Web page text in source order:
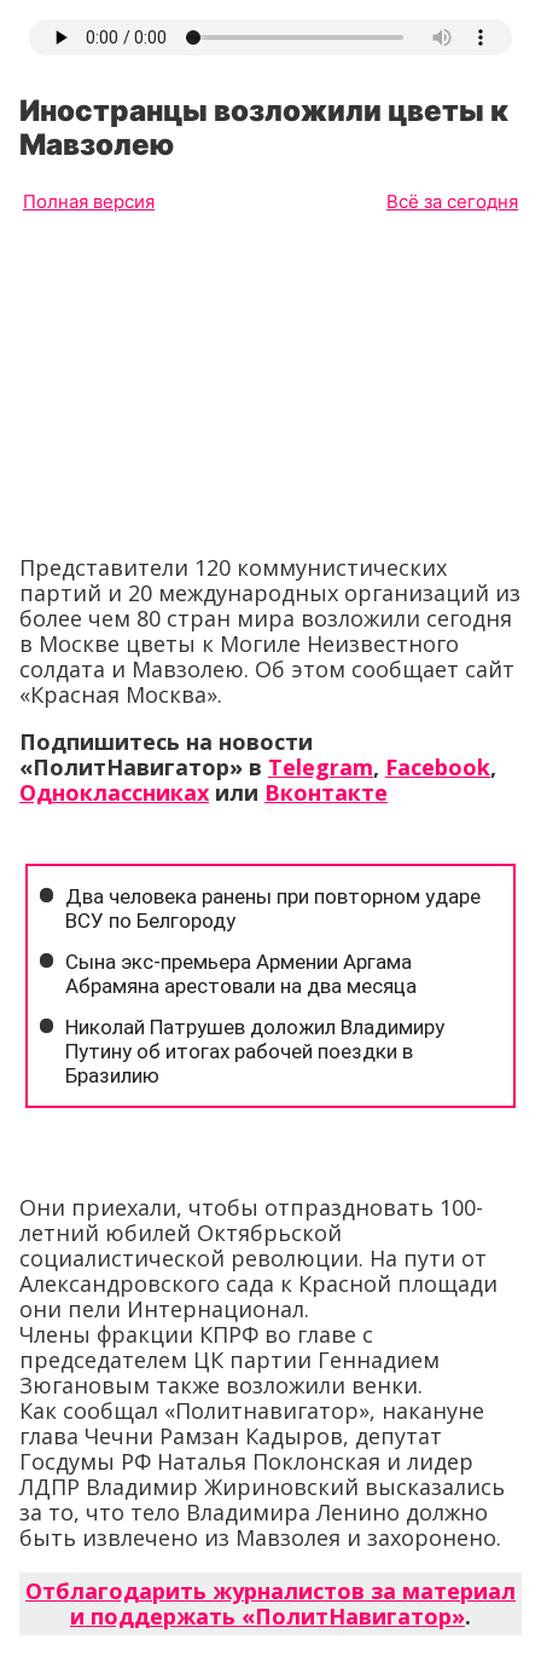
Иностранцы возложили цветы к
Мавзолею
Полная версия Всё за сегодня
Представители 120 коммунистических
партий и 20 международных организаций из
более чем 80 стран мира возложили сегодня
в Москве цветы к Могиле Неизвестного
солдата и Мавзолею. Об этом сообщает сайт
«Красная Москва».
Подпишитесь на новости
«ПолитНавигатор» в Telegram, Facebook,
Одноклассниках или Вконтакте
Они приехали, чтобы отпраздновать 100-
летний юбилей Октябрьской
социалистической революции. На пути от
Александровского сада к Красной площади
они пели Интернационал.
Члены фракции КПРФ во главе с
председателем ЦК партии Геннадием
Зюгановым также возложили венки.
Как сообщал «Политнавигатор», накануне
глава Чечни Рамзан Кадыров, депутат
Госдумы РФ Наталья Поклонская и лидер
ЛДПР Владимир Жириновский высказались
за то, что тело Владимира Ленино должно
быть извлечено из Мавзолея и захоронено.
Отблагодарить журналистов за материал
и поддержать «ПолитНавигатор».